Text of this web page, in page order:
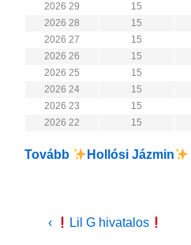
2026 29
15
2026 28
15
2026 27
15
2026 26
15
2026 25
15
2026 24
15
2026 23
15
2026 22
15
Tovább Hollósi Jázmin
Bejegyzés
Previous
‹ Lil G hivatalos